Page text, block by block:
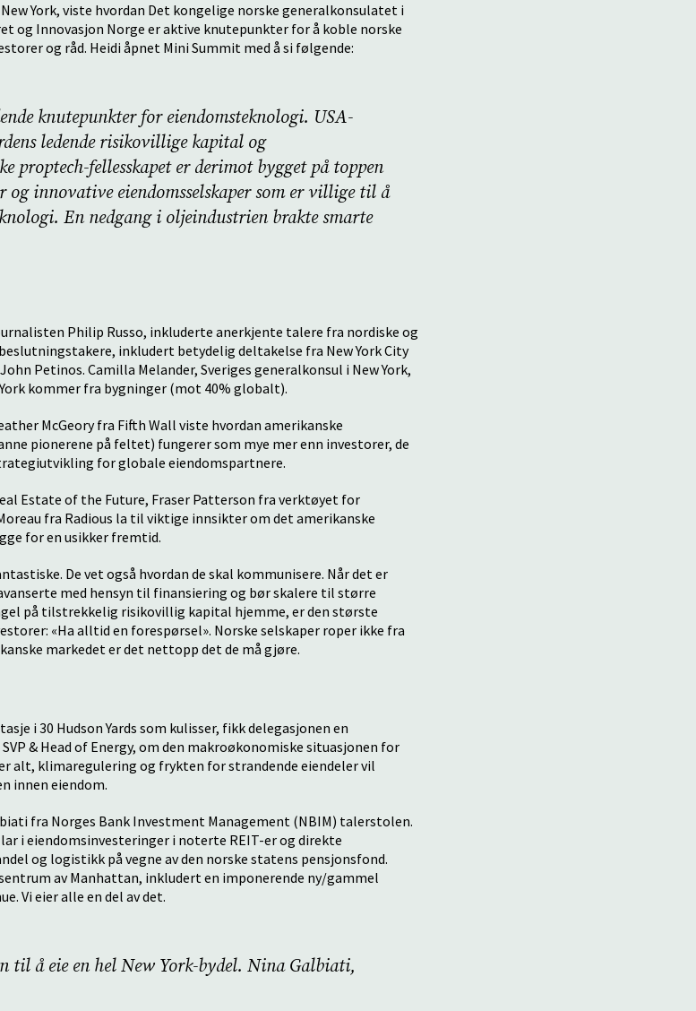
York, viste hvordan Det kongelige norske generalkonsulatet i
og Innovasjon Norge er aktive knutepunkter for å koble norske
og råd. Heidi åpnet Mini Summit med å si følgende:
knutepunkter for eiendomsteknologi. USA-
ledende risikovillige kapital og
proptech-fellesskapet er derimot bygget på toppen
innovative eiendomsselskaper som er villige til å
En nedgang i oljeindustrien brakte smarte
Philip Russo, inkluderte anerkjente talere fra nordiske og
inkludert betydelig deltakelse fra New York City
Petinos. Camilla Melander, Sveriges generalkonsul i New York,
kommer fra bygninger (mot 40% globalt).
McGeory fra Fifth Wall viste hvordan amerikanske
pionerene på feltet) fungerer som mye mer enn investorer, de
for globale eiendomspartnere.
Estate of the Future, Fraser Patterson fra verktøyet for
fra Radious la til viktige innsikter om det amerikanske
for en usikker fremtid.
De vet også hvordan de skal kommunisere. Når det er
med hensyn til finansiering og bør skalere til større
på tilstrekkelig risikovillig kapital hjemme, er den største
«Ha alltid en forespørsel». Norske selskaper roper ikke fra
markedet er det nettopp det de må gjøre.
i 30 Hudson Yards som kulisser, fikk delegasjonen en
& Head of Energy, om den makroøkonomiske situasjonen for
alt, klimaregulering og frykten for strandende eiendeler vil
innen eiendom.
fra Norges Bank Investment Management (NBIM) talerstolen.
i eiendomsinvesteringer i noterte REIT-er og direkte
og logistikk på vegne av den norske statens pensjonsfond.
av Manhattan, inkludert en imponerende ny/gammel
Vi eier alle en del av det.
til å eie en hel New York-bydel. Nina Galbiati,